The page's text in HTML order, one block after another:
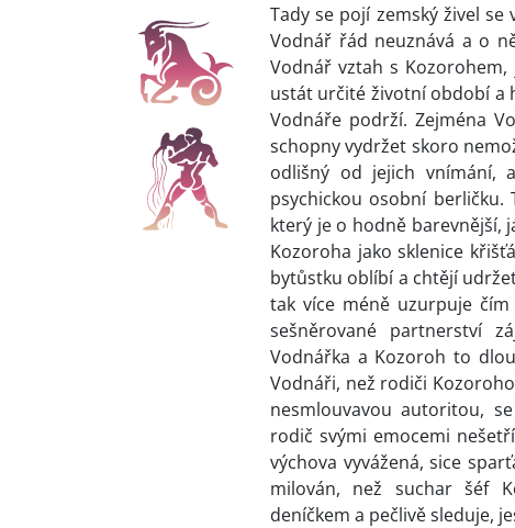
Tady se pojí zemský živel
Vodnář řád neuznává a o
Vodnář vztah s
ustát určité životní období a
Vodnáře podrží. Zejména
schopny vydržet skoro
odlišný od jejich vnímání,
psychickou osobní
který je o hodně barevnější,
Kozoroha jako sklenice
bytůstku oblíbí a chtějí
tak více méně uzurpuje
sešněrované partnerství
Vodnářka a Kozoroh to
Vodnáři, než rodiči
nesmlouvavou autoritou,
rodič svými emocemi
výchova vyvážená, sice
milován, než suchar šéf
deníčkem a pečlivě sleduje,